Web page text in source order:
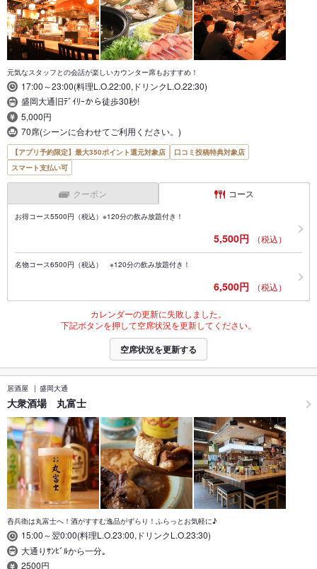
元気なスタッフとの会話が楽しいカウンター席もおすすめ！
17:00～23:00(料理L.O.22:00,ドリンクL.O.22:30)
盛岡大通旧ﾃﾞｲﾘｰから徒歩30秒!
5,000円
70席(シーンに合わせてご利用ください。)
【アプリ予約限定】最大350ポイント還元対象店
口コミ投稿特典対象店
スマート支払い可
クーポン コース
お得コース5500円（税込）※120分の飲み放題付き！
5,500円 （税込）
名物コース6500円（税込） ※120分の飲み放題付き！
6,500円 （税込）
カレンダーの更新に失敗しました。
下記ボタンを押して空席状況を更新してください。
空席状況を更新する
居酒屋 盛岡大通
大衆酒場 丸富士
呑兵衛は丸富士へ！酒がすすむ逸品がずらり！ふらっとお気軽に♪
15:00～翌0:00(料理L.O.23:00,ドリンクL.O.23:30)
大通りｻﾝﾋﾞﾙから一分｡
2500円